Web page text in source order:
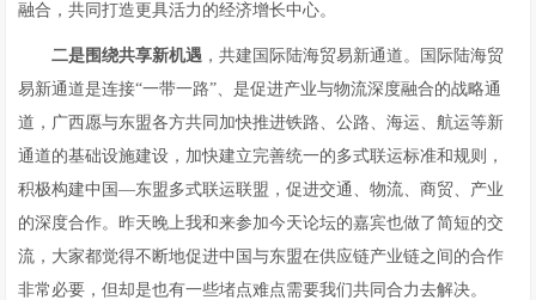
融合，共同打造更具活力的经济增长中心。
二是围绕共享新机遇 ，共建国际陆海贸易新通道。国际陆海贸
易新通道是连接“一带一路”、是促进产业与物流深度融合的战略通
道，广西愿与东盟各方共同加快推进铁路、公路、海运、航运等新
通道的基础设施建设，加快建立完善统一的多式联运标准和规则，
积极构建中国—东盟多式联运联盟，促进交通、物流、商贸、产业
的深度合作。昨天晚上我和来参加今天论坛的嘉宾也做了简短的交
流，大家都觉得不断地促进中国与东盟在供应链产业链之间的合作
非常必要，但却是也有一些堵点难点需要我们共同合力去解决。